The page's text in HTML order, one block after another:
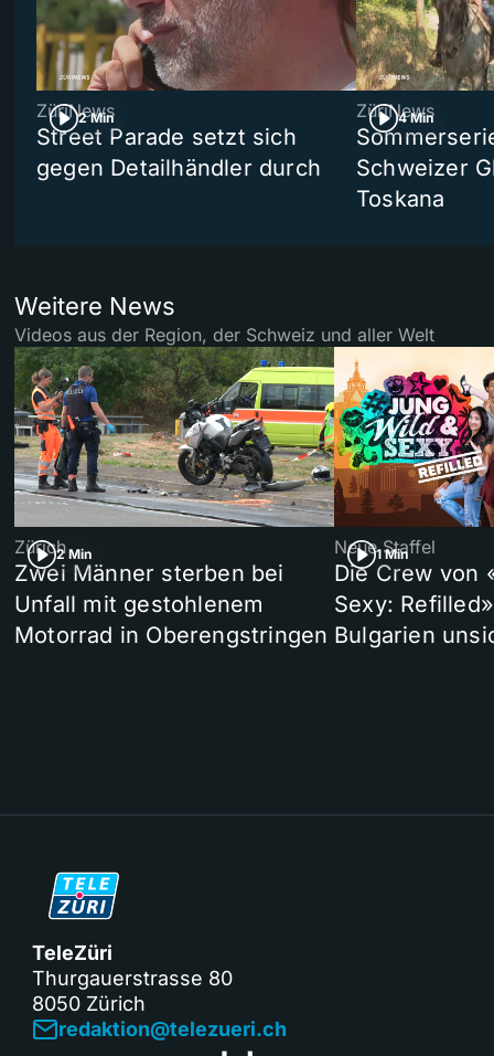
2 Min
ZüriNews
Street Parade setzt sich
gegen Detailhändler durch
4 Min
ZüriNews
Schweizer
Toskana
Weitere News
Videos aus der Region, der Schweiz und aller Welt
2 Min
Zürich
Zwei Männer sterben bei
Unfall mit gestohlenem
Motorrad in Oberengstringen
1 Min
Neue Staffel
Die Crew von
Sexy:
Bulgarien
TeleZüri
Thurgauerstrasse 80
8050 Zürich
redaktion@telezueri.ch